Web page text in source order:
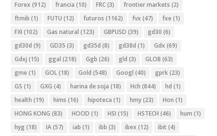
Forex (912) francia (10) FRC(3) frontier markets (2)
ftmib (1) FUTU (12) futuros (1162) fvx (47) fxe (1)
FXI (102) Gas natural (123) GBPUSD (39) gd30 (6)
gd30d (9) GD35 (3) gd35d (8) gd38d (1) Gdx (69)
Gdxj (15) ggal (218) Ggb (26) gld (3) GLOB (63)
gme (1) GOL(18) Gold (548) Googl (40) gprk(23)
GS (1) GXG (4) harina de soja (18) Hch (844) hd (1)
health (19) hims (16) hipoteca (1) hmy(23) Hon (1)
HONG KONG (83) HOOD (1) HSI (15) HSTECH (46) hum (1)
hyg (18) IA(57) iab (1) ibb (3) ibex (12) ibit (4)